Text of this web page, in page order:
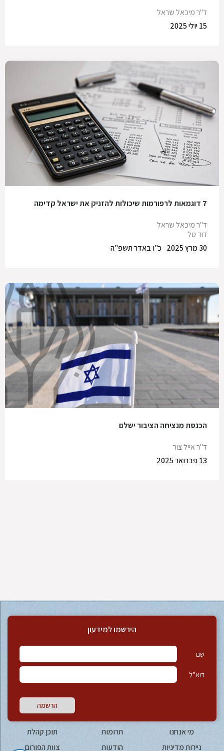
ד"ר מיכאל שראל
15 יולי 2025
7 דוגמאות לרפורמות שיכולות להזניק את ישראל קדימה
ד"ר מיכאל שראל
דוד טל
כ"ו באדר תשפ"ה
30 מרץ 2025
הכנסת מנציחה הציבור ישלם
ד"ר אייל צור
13 פברואר 2025
הירשמו למידעון
שם
דוא”ל
הרשמה
מי אנחנו תרומות
תוכן קהלת
ניירות מדיניות
הודעות צוות הפורום